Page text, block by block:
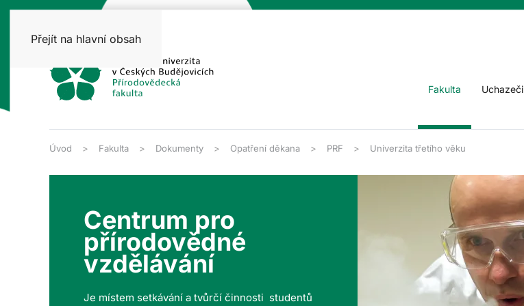
Přejít na hlavní obsah
Fakulta Uchazeči
Úvod Fakulta Dokumenty Opatření děkana PRF Univerzita třetího věku
Centrum pro
přírodovědné
vzdělávání
Je místem setkávání a tvůrčí činnosti studentů